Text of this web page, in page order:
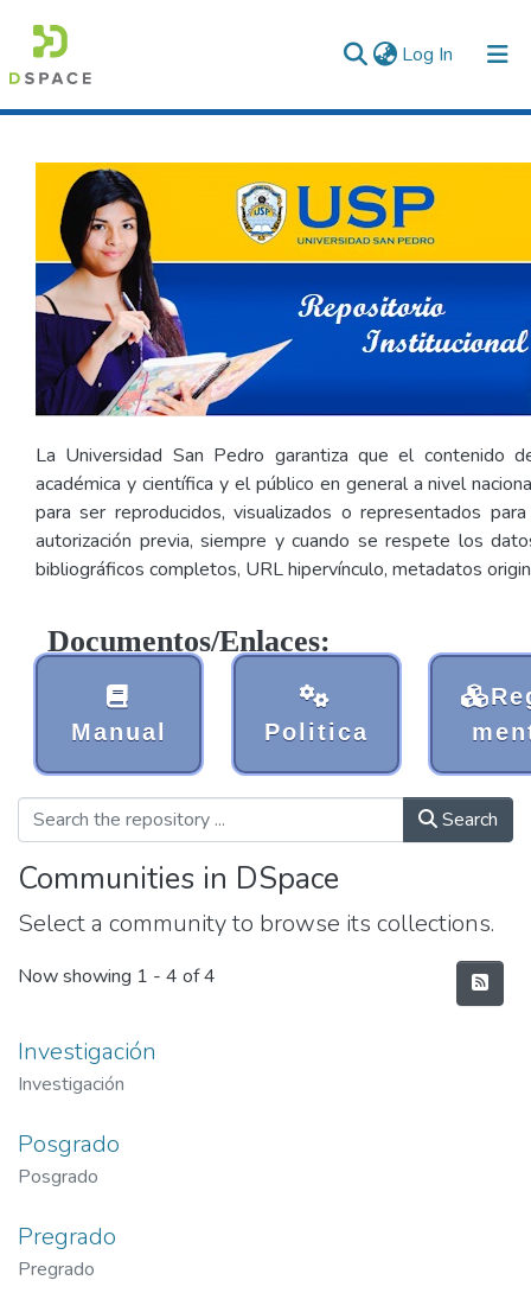
Log In (current)
All of DSpace
Statistics
La Universidad San Pedro garantiza que el contenido
académica y científica y el público en general a nivel
para ser reproducidos, visualizados o representados
autorización previa, siempre y cuando se respete los
bibliográficos completos, URL hipervínculo, metadatos
Documentos/Enlaces:
Manual Politica
Search
Communities in DSpace
Select a community to browse its collections.
Now showing 1 - 4 of 4
Investigación
Investigación
Posgrado
Posgrado
Pregrado
Pregrado